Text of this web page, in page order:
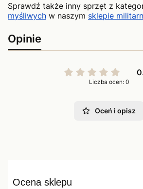
Sprawdź także inny sprzęt z
myśliwych w naszym sklepie
Opinie
Liczba ocen: 0
Oceń i opisz
Ocena sklepu